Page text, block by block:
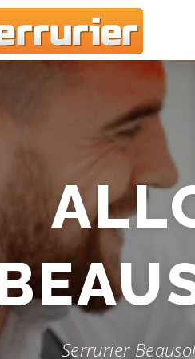
Serrurier